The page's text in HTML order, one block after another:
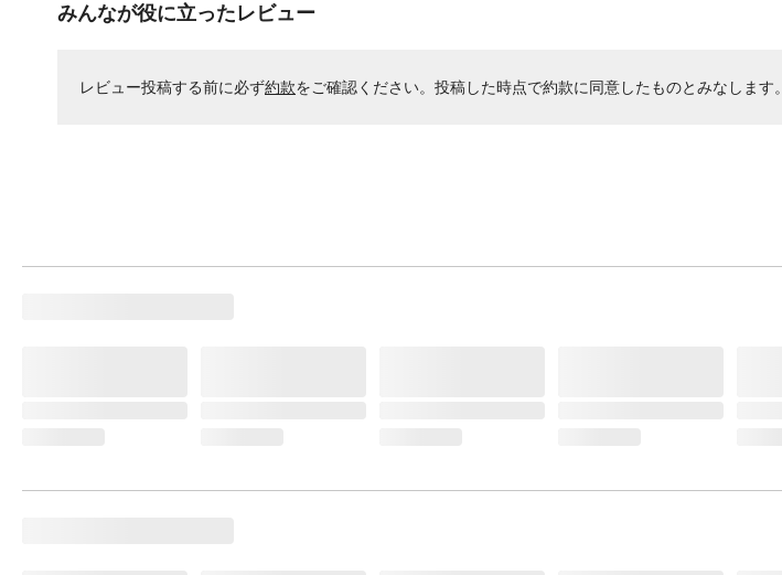
みんなが役に立ったレビュー
レビュー投稿する前に必ず約款をご確認ください。投稿した時点で約款に同意したものとみなします。